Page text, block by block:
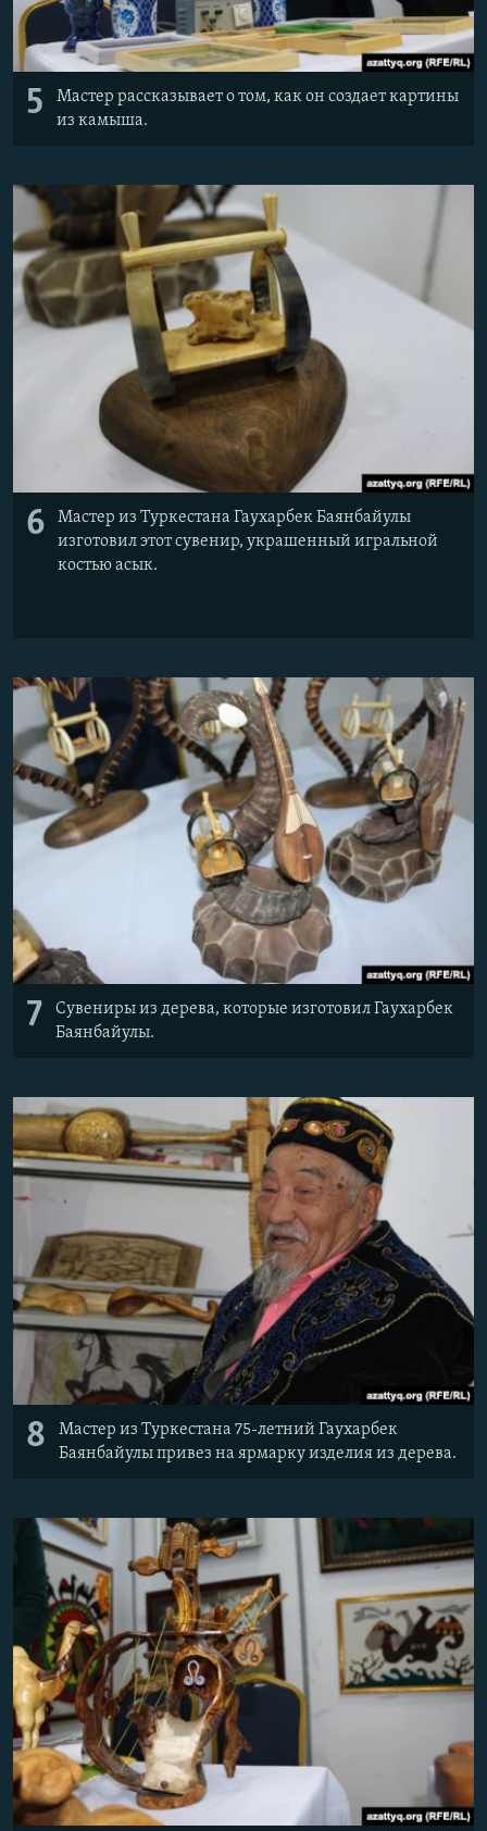
5
Мастер рассказывает о том, как он создает картины
из камыша.
6
Мастер из Туркестана Гаухарбек Баянбайулы
изготовил этот сувенир, украшенный игральной
костью асык.
7
Сувениры из дерева, которые изготовил Гаухарбек
Баянбайулы.
8
Мастер из Туркестана 75-летний Гаухарбек
Баянбайулы привез на ярмарку изделия из дерева.